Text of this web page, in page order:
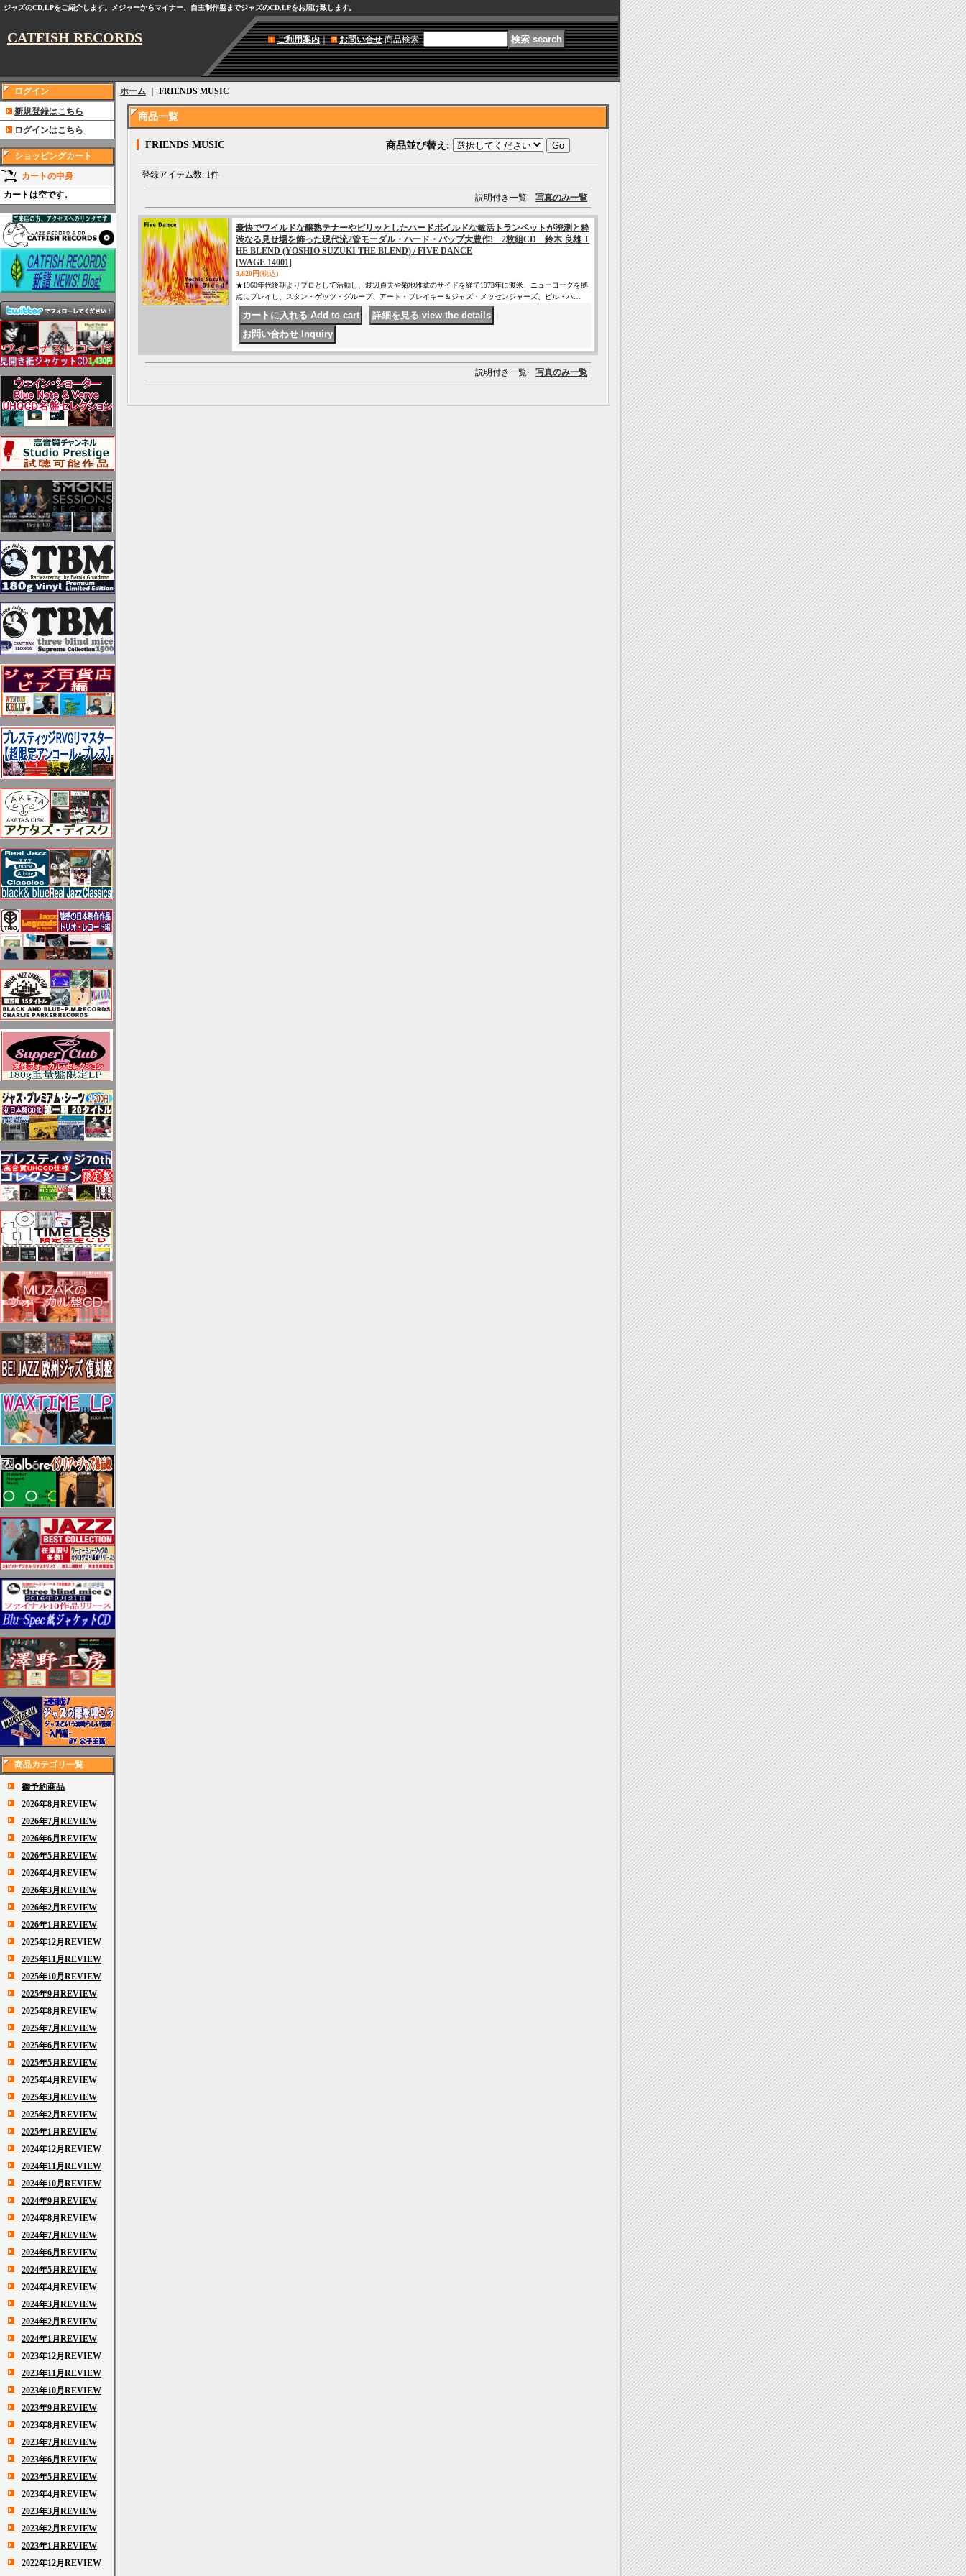
ジャズのCD,LPをご紹介します。メジャーからマイナー、自主制作盤までジャズのCD,LPをお届け致します。
CATFISH RECORDS ご利用案内｜ お問い合せ 商品検索:
ログイン
新規登録はこちら
ログインはこちら
ショッピングカート
カートの中身
カートは空です。
商品カテゴリ一覧
御予約商品
2026年8月REVIEW
2026年7月REVIEW
2026年6月REVIEW
2026年5月REVIEW
2026年4月REVIEW
2026年3月REVIEW
2026年2月REVIEW
2026年1月REVIEW
2025年12月REVIEW
2025年11月REVIEW
2025年10月REVIEW
2025年9月REVIEW
2025年8月REVIEW
2025年7月REVIEW
2025年6月REVIEW
2025年5月REVIEW
2025年4月REVIEW
2025年3月REVIEW
2025年2月REVIEW
2025年1月REVIEW
2024年12月REVIEW
2024年11月REVIEW
2024年10月REVIEW
2024年9月REVIEW
2024年8月REVIEW
2024年7月REVIEW
2024年6月REVIEW
2024年5月REVIEW
2024年4月REVIEW
2024年3月REVIEW
2024年2月REVIEW
2024年1月REVIEW
2023年12月REVIEW
2023年11月REVIEW
2023年10月REVIEW
2023年9月REVIEW
2023年8月REVIEW
2023年7月REVIEW
2023年6月REVIEW
2023年5月REVIEW
2023年4月REVIEW
2023年3月REVIEW
2023年2月REVIEW
2023年1月REVIEW
2022年12月REVIEW
ホーム FRIENDS MUSIC
商品一覧
FRIENDS MUSIC 商品並び替え :
登録アイテム数: 1件
説明付き一覧 写真のみ一覧
豪快でワイルドな醸熟テナーやピリッとしたハードボイルドな敏活トランペットが溌溂と粋
渋なる見せ場を飾った現代流2管モーダル・ハード・バップ大豊作! 2枚組CD 鈴木 良雄 T
HE BLEND (YOSHIO SUZUKI THE BLEND) / FIVE DANCE
[WAGE 14001]
3,820円(税込)
★1960年代後期よりプロとして活動し、渡辺貞夫や菊地雅章のサイドを経て1973年に渡米、ニューヨークを拠
点にプレイし、スタン・ゲッツ・グループ、アート・ブレイキー＆ジャズ・メッセンジャーズ、ビル・ハ…
説明付き一覧 写真のみ一覧